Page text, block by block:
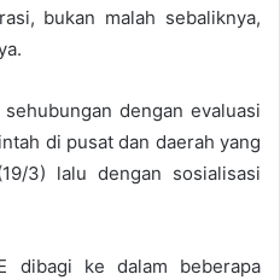
bukan malah sebaliknya,
dengan evaluasi
di pusat dan daerah yang
3) lalu dengan sosialisasi
dibagi ke dalam beberapa